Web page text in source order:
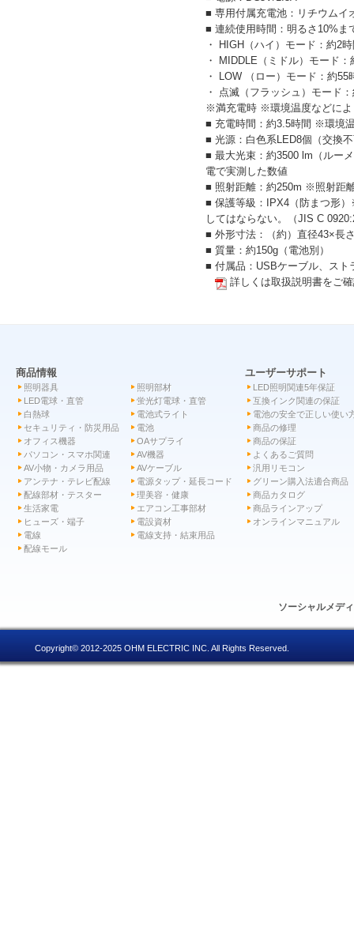
■ 専用付属充電池：リチウムイ
■ 連続使用時間：明るさ10%ま
・ HIGH（ハイ）モード：約2
・ MIDDLE（ミドル）モード：
・ LOW （ロー）モード：約55
・ 点滅（フラッシュ）モード
※満充電時 ※環境温度などによ
■ 充電時間：約3.5時間 ※環境
■ 光源：白色系LED8個（交換
■ 最大光束：約3500 lm（ルー
電で実測した数値
■ 照射距離：約250m ※照射距
■ 保護等級：IPX4（防まつ形
してはならない。（JIS C
■ 外形寸法：（約）直径43×長
■ 質量：約150g（電池別）
■ 付属品：USBケーブル、スト
詳しくは取扱説明書をご
商品情報
照明器具
照明部材
LED電球・直管
蛍光灯電球・直管
白熱球
電池式ライト
セキュリティ・防災用品
電池
オフィス機器
OAサプライ
パソコン・スマホ関連
AV機器
AV小物・カメラ用品
AVケーブル
アンテナ・テレビ配線
電源タップ・延長コード
配線部材・テスター
理美容・健康
生活家電
エアコン工事部材
ヒューズ・端子
電設資材
電線
電線支持・結束用品
配線モール
ユーザーサポート
LED照明関連5年保証
互換インク関連の保証
電池の安全で正しい使い
商品の修理
商品の保証
よくあるご質問
汎用リモコン
グリーン購入法適合商品
商品カタログ
商品ラインアップ
オンラインマニュアル
ソーシャルメデ
Copyright© 2012-2025 OHM ELECTRIC INC. All Rights Reserved.